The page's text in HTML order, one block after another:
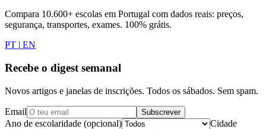
Compara 10.600+ escolas em Portugal com dados reais: preços,
segurança, transportes, exames. 100% grátis.
PT | EN
Recebe o digest semanal
Novos artigos e janelas de inscrições. Todos os sábados. Sem spam.
Email Subscrever
Ano de escolaridade (opcional)
Cidade